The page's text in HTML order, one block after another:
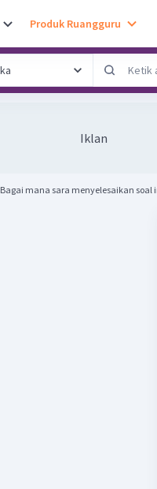
Produk Ruangguru
Iklan
Bagai mana sara menyelesaikan soal